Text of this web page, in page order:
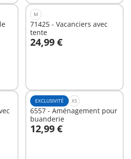
M
71425 - Vacanciers avec
tente
24,99 €
Au panier
EXCLUSIVITÉ XS
6557 - Aménagement pour
buanderie
12,99 €
Au panier